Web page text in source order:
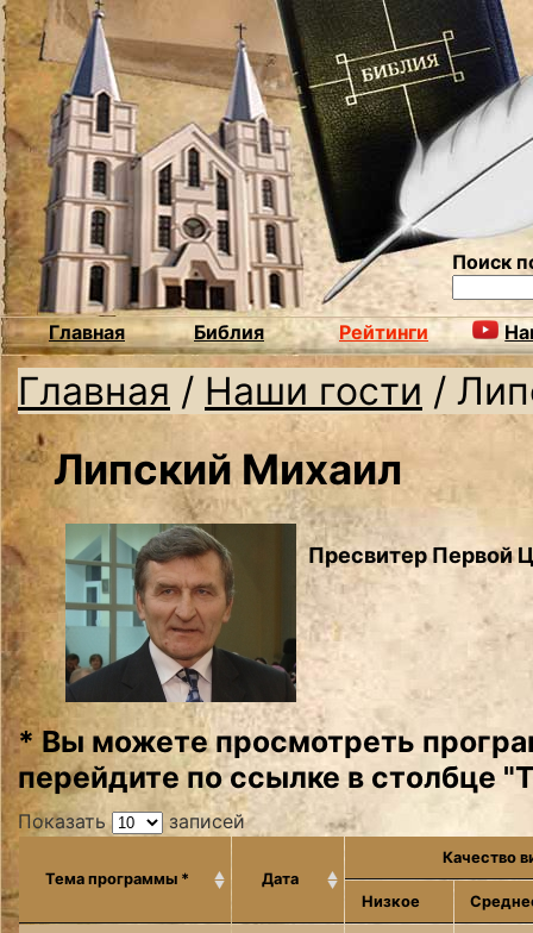
Поиск
Главная Библия Рейтинги
Главная / Наши гости /
Липский Михаил
Пресвитер Первой
* Вы можете просмотреть
перейдите по ссылке в столбце
Показать записей
Тема программы * Дата
Качество
Низкое